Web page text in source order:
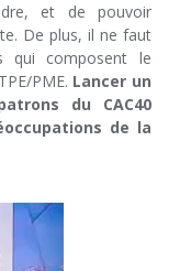
et de pouvoir
De plus, il ne faut
qui composent le
PME. Lancer un
du CAC40
de la